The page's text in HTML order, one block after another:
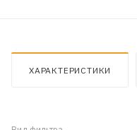
ХАРАКТЕРИСТИКИ